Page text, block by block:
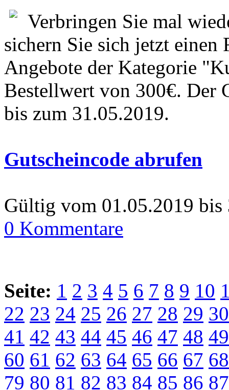
Verbringen Sie mal
sichern Sie sich jetzt einen
Angebote der Kategorie
Bestellwert von 300€. Der
bis zum 31.05.2019.
Gutscheincode abrufen
Gültig vom 01.05.2019 bis
0 Kommentare
Seite: 1 2 3 4 5 6 7 8 9 10
22 23 24 25 26 27 28 29 30
41 42 43 44 45 46 47 48 49
60 61 62 63 64 65 66 67 68
79 80 81 82 83 84 85 86 87